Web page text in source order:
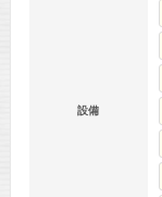
設備